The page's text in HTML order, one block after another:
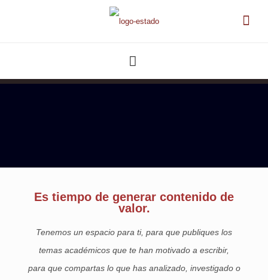
Es tiempo de generar contenido de
valor.
Tenemos un espacio para ti, para que publiques los
temas académicos que te han motivado a escribir,
para que compartas lo que has analizado, investigado o